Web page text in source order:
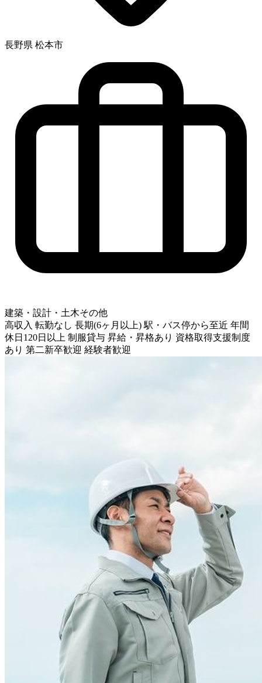
長野県 松本市
建築・設計・土木その他
高収入 転勤なし 長期(6ヶ月以上) 駅・バス停から至近 年間
休日120日以上 制服貸与 昇給・昇格あり 資格取得支援制度
あり 第二新卒歓迎 経験者歓迎